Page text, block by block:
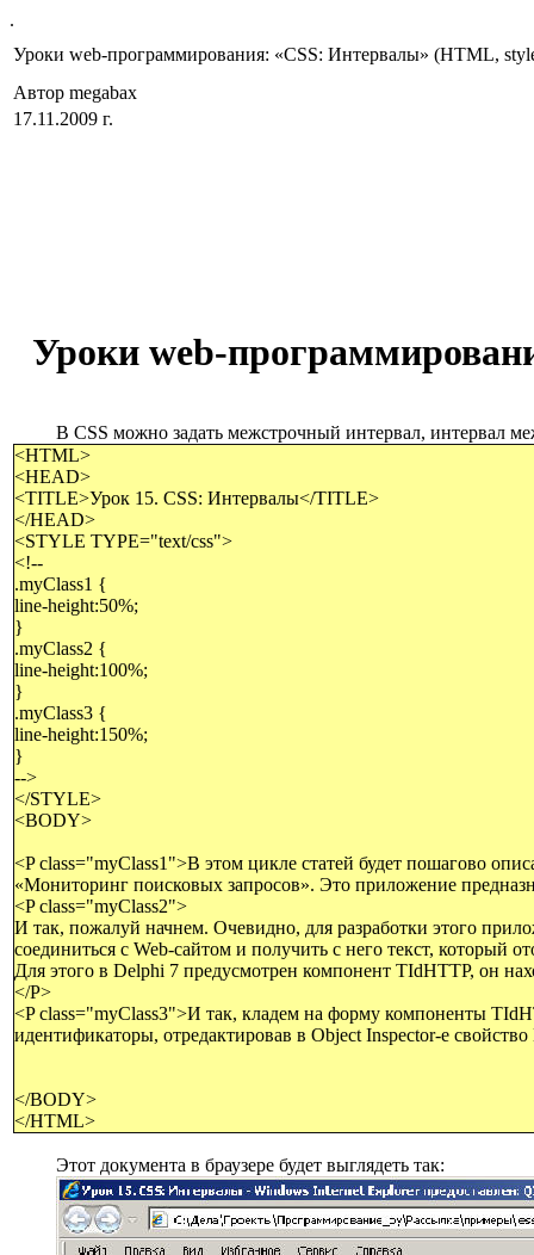
.
Уроки web-программирования: «CSS: Интервалы» (HTML,
Автор megabax
17.11.2009 г.
Уроки web-
В CSS можно задать межстрочный интервал, интервал
<HTML>
<HEAD>
<TITLE>Урок 15. CSS: Интервалы</TITLE>
</HEAD>
<STYLE TYPE="text/css">
<!--
.myClass1 {
line-height:50%;
}
.myClass2 {
line-height:100%;
}
.myClass3 {
line-height:150%;
}
-->
</STYLE>
<BODY>
<P class="myClass1">В этом цикле статей будет пошагово
«Мониторинг поисковых запросов». Это приложение
<P class="myClass2">
И так, пожалуй начнем. Очевидно, для разработки этого
соединиться с Web-сайтом и получить с него текст, который
Для этого в Delphi 7 предусмотрен компонент TIdHTTP, он
</P>
<P class="myClass3">И так, кладем на форму компоненты
идентификаторы, отредактировав в Object Inspector-е свойство
</BODY>
</HTML>
Этот документа в браузере будет выглядеть так: